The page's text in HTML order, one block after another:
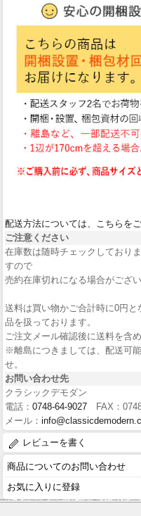
配送方法については、こちらを
ご注意ください
在庫数は随時チェックしており
すので
売約在庫切れになる場合がござ
送料は買い物かご合計時に0円
品を扱っております。
ご注文メール確認後に送料を含
※離島につきましては、配送可
せ。
お問い合わせ先
クラシックデモダン
電話： 0748-64-9027 FAX：
メール：
レビューを書く
商品についてのお問い合わせ
お気に入りに登録